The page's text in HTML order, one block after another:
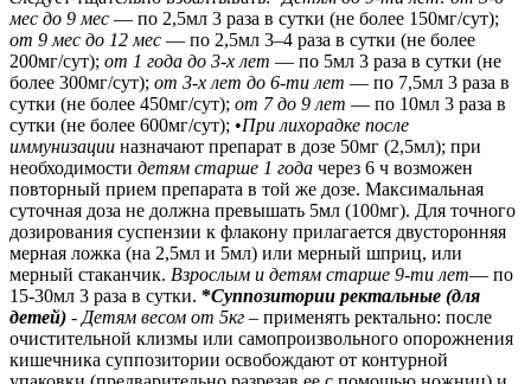
мес до 9 мес — по 2,5мл 3 раза в сутки (не более 150мг/сут);
от 9 мес до 12 мес — по 2,5мл 3–4 раза в сутки (не более
200мг/сут); от 1 года до 3-х лет — по 5мл 3 раза в сутки (не
более 300мг/сут); от 3-х лет до 6-ти лет — по 7,5мл 3 раза в
сутки (не более 450мг/сут); от 7 до 9 лет — по 10мл 3 раза в
сутки (не более 600мг/сут); •При лихорадке после
иммунизации назначают препарат в дозе 50мг (2,5мл); при
необходимости детям старше 1 года через 6 ч возможен
повторный прием препарата в той же дозе. Максимальная
суточная доза не должна превышать 5мл (100мг). Для точного
дозирования суспензии к флакону прилагается двусторонняя
мерная ложка (на 2,5мл и 5мл) или мерный шприц, или
мерный стаканчик. Взрослым и детям старше 9-ти лет— по
15-30мл 3 раза в сутки. *Суппозитории ректальные (для
детей) - Детям весом от 5кг – применять ректально: после
очистительной клизмы или самопроизвольного опорожнения
кишечника суппозитории освобождают от контурной